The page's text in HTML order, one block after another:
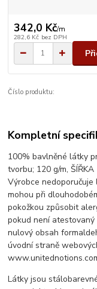
342,0 Kč/m
282,6 Kč bez DPH
Číslo produktu:
Kompletní
100% bavlněné látky
tvorbu; 120 g/m,
Výrobce nedoporučuje
mohou při
pokožkou způsobit
pokud není
nulový obsah
úvodní straně
Látky jsou